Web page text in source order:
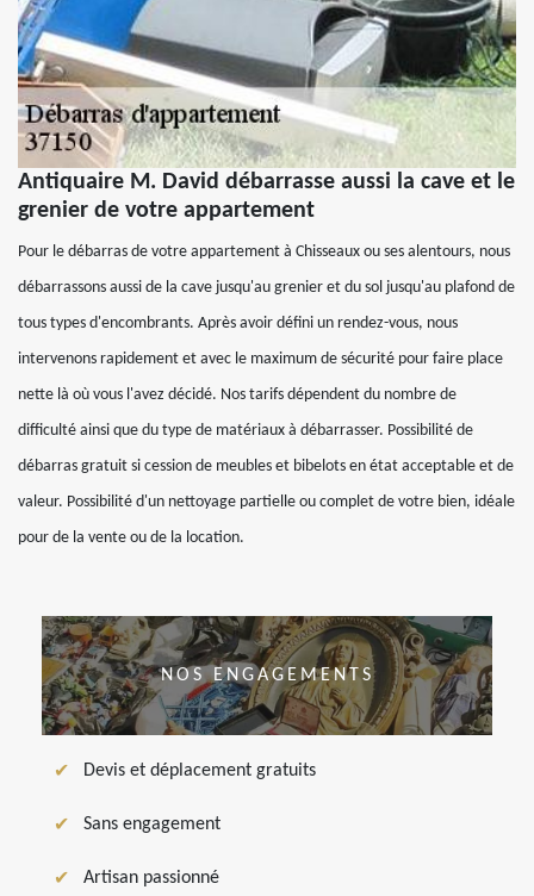
Antiquaire M. David débarrasse aussi la cave et le
grenier de votre appartement
Pour le débarras de votre appartement à Chisseaux ou ses alentours, nous
débarrassons aussi de la cave jusqu'au grenier et du sol jusqu'au plafond de
tous types d'encombrants. Après avoir défini un rendez-vous, nous
intervenons rapidement et avec le maximum de sécurité pour faire place
nette là où vous l'avez décidé. Nos tarifs dépendent du nombre de
difficulté ainsi que du type de matériaux à débarrasser. Possibilité de
débarras gratuit si cession de meubles et bibelots en état acceptable et de
valeur. Possibilité d'un nettoyage partielle ou complet de votre bien, idéale
pour de la vente ou de la location.
NOS ENGAGEMENTS
Devis et déplacement gratuits
Sans engagement
Artisan passionné